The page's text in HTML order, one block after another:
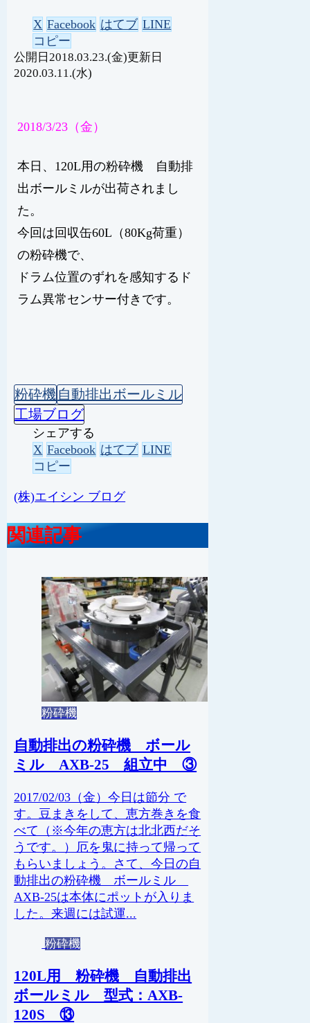
X Facebook はてブ LINE
コピー
2018.03.23.(金)
2020.03.11.(水)
2018/3/23（金）
本日、120L用の粉砕機 自動排
出ボールミルが出荷されまし
た。
今回は回収缶60L（80Kg荷重）
の粉砕機で、
ドラム位置のずれを感知するド
ラム異常センサー付きです。
粉砕機 自動排出ボールミル
工場ブログ
シェアする
X Facebook はてブ LINE
コピー
(株)エイシン ブログ
関連記事
粉砕機
自動排出の粉砕機 ボール
ミル AXB-25 組立中 ③
2017/02/03（金）今日は節分 で
す。豆まきをして、恵方巻きを食
べて（※今年の恵方は北北西だそ
うです。）厄を鬼に持って帰って
もらいましょう。さて、今日の自
動排出の粉砕機 ボールミル
AXB-25は本体にポットが入りま
した。来週には試運...
粉砕機
120L用 粉砕機 自動排出
ボールミル 型式：AXB-
120S ⑬